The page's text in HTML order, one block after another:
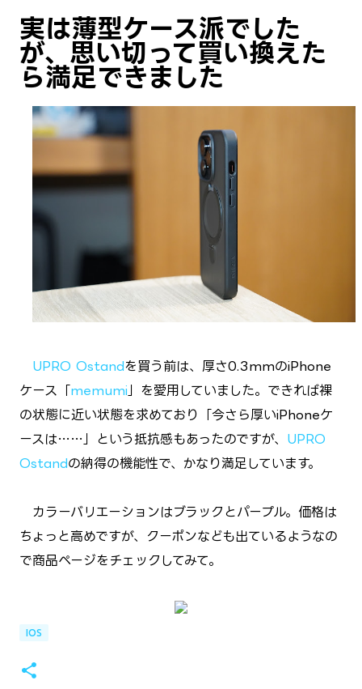
実は薄型ケース派でした
が、思い切って買い換えた
ら満足できました
UPRO Ostandを買う前は、厚さ0.3mmのiPhone
ケース「memumi 」を愛用していました。できれば裸
の状態に近い状態を求めており「今さら厚いiPhoneケ
ースは……」という抵抗感もあったのですが、 UPRO
Ostandの納得の機能性で、かなり満足しています。
カラーバリエーションはブラックとパープル。価格は
ちょっと高めですが、クーポンなども出ているようなの
で商品ページをチェックしてみて。
IOS